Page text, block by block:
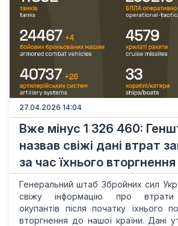
27.04.2026 14:04
Вже мінус 1 326 460:
назвав свіжі дані втрат
за час їхнього вторгнення
Генеральний штаб Збройних сил
свіжу інформацію про втрати
окупантів після початку їхнього
вторгнення до нашої країни. Дані